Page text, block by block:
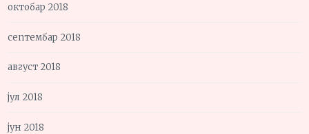
октобар 2018
септембар 2018
август 2018
јул 2018
јун 2018